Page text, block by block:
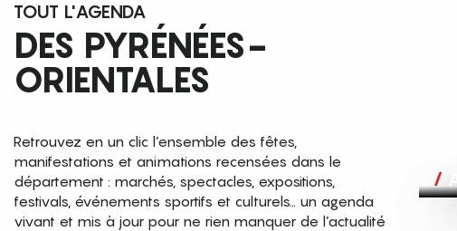
TOUT L'AGENDA
DES PYRÉNÉES-
ORIENTALES
Retrouvez en un clic l’ensemble des fêtes,
manifestations et animations recensées dans le
département : marchés, spectacles, expositions,
festivals, événements sportifs et culturels… un agenda
vivant et mis à jour pour ne rien manquer de l’actualité